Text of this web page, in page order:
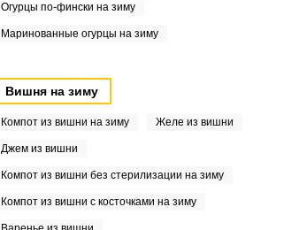
Огурцы по-фински на зиму
Маринованные огурцы на зиму
Вишня на зиму
Компот из вишни на зиму Желе из вишни
Джем из вишни
Компот из вишни без стерилизации на зиму
Компот из вишни с косточками на зиму